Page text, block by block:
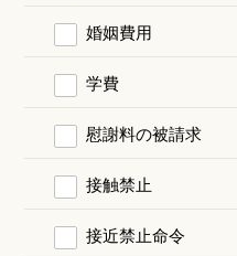
婚姻費用
学費
慰謝料の被請求
接触禁止
接近禁止命令